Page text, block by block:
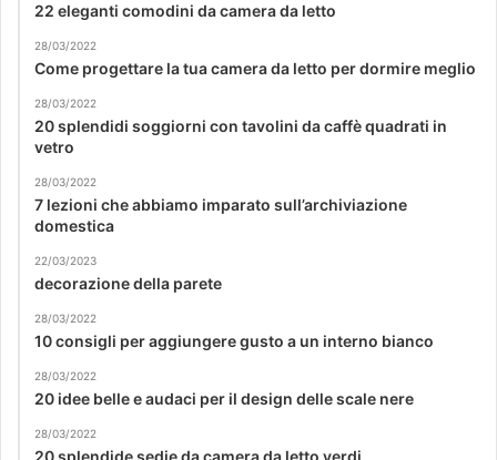
22 eleganti comodini da camera da letto
28/03/2022
Come progettare la tua camera da letto per dormire meglio
28/03/2022
20 splendidi soggiorni con tavolini da caffè quadrati in
vetro
28/03/2022
7 lezioni che abbiamo imparato sull’archiviazione
domestica
22/03/2023
decorazione della parete
28/03/2022
10 consigli per aggiungere gusto a un interno bianco
28/03/2022
20 idee belle e audaci per il design delle scale nere
28/03/2022
20 splendide sedie da camera da letto verdi